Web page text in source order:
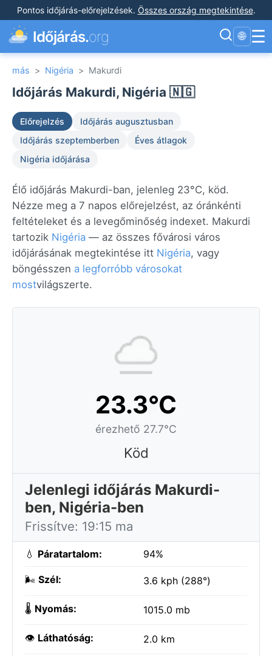
Pontos időjárás-előrejelzések. Összes ország megtekintése.
Időjárás.org 🌐 ☰
más > Nigéria > Makurdi
Időjárás Makurdi, Nigéria 🇳🇬
Előrejelzés
Időjárás augusztusban
Időjárás szeptemberben
Éves átlagok
Nigéria időjárása
Élő időjárás Makurdi-ban, jelenleg 23°C, köd.
Nézze meg a 7 napos előrejelzést, az óránkénti
feltételeket és a levegőminőség indexet. Makurdi
tartozik Nigéria — az összes fővárosi város
időjárásának megtekintése itt Nigéria, vagy
böngésszen a legforróbb városokat
mostvilágszerte.
23.3°C
érezhető 27.7°C
Köd
Jelenlegi időjárás Makurdi-
ben, Nigéria-ben
Frissítve: 19:15 ma
💧 Páratartalom: 94%
🌬️ Szél: 3.6 kph (288°)
🌡️ Nyomás: 1015.0 mb
👁️ Láthatóság: 2.0 km